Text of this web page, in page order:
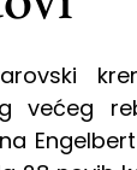
većeg